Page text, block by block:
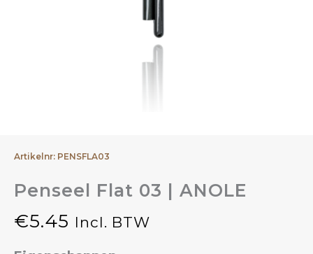
Artikelnr: PENSFLA03
Penseel Flat 03 | ANOLE
€5.45 Incl. BTW